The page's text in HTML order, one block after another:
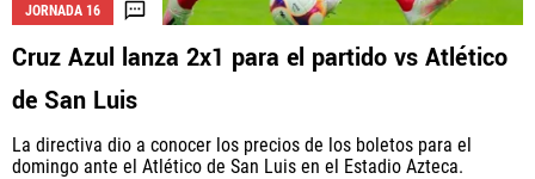
JORNADA 16
Cruz Azul lanza 2x1 para el partido vs Atlético
de San Luis
La directiva dio a conocer los precios de los boletos para el
domingo ante el Atlético de San Luis en el Estadio Azteca.